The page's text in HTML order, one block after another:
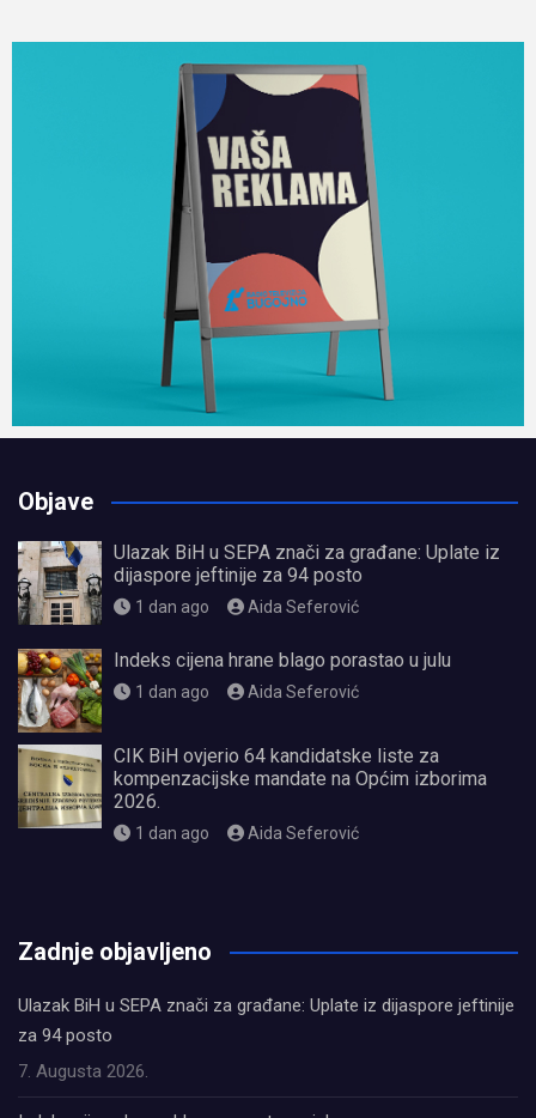
Objave
Ulazak BiH u SEPA znači za građane: Uplate iz
dijaspore jeftinije za 94 posto
1 dan ago Aida Seferović
Indeks cijena hrane blago porastao u julu
1 dan ago Aida Seferović
CIK BiH ovjerio 64 kandidatske liste za
kompenzacijske mandate na Općim izborima
2026.
1 dan ago Aida Seferović
Zadnje objavljeno
Ulazak BiH u SEPA znači za građane: Uplate iz dijaspore jeftinije
za 94 posto
7. Augusta 2026.